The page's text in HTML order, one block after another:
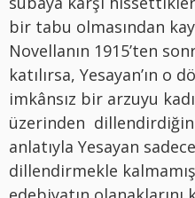
bir tabu olmasından
Novellanın 1915’ten
katılırsa, Yesayan’ın o
imkânsız bir arzuyu
üzerinden
anlatıyla Yesayan
dillendirmekle